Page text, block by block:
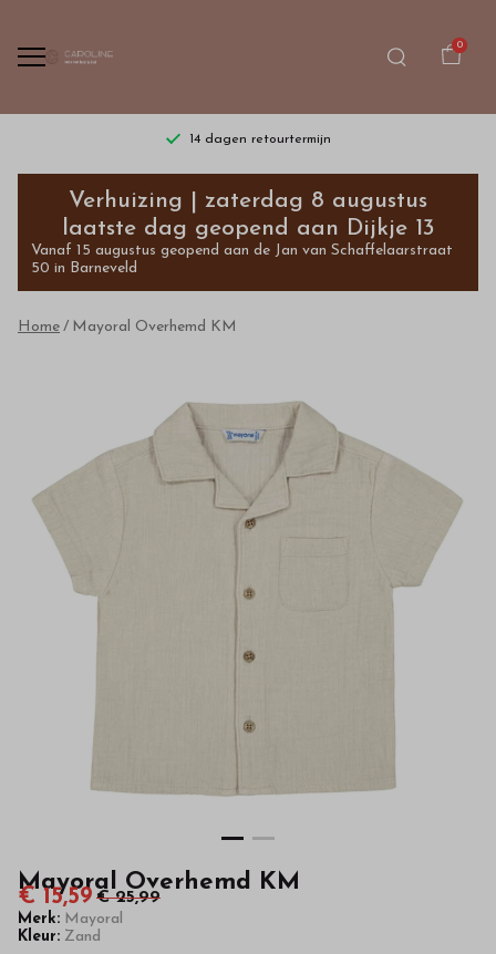
0
14 dagen retourtermijn
Mayoral
Overhemd
KM
kinderkleding
van
hoge
kwaliteit
onze
Verhuizing | zaterdag 8 augustus
laatste dag geopend aan Dijkje 13
Vanaf 15 augustus geopend aan de Jan van Schaffelaarstraat
50 in Barneveld
Home Mayoral Overhemd KM
Mayoral Overhemd KM
€ 15,59 € 25,99
Merk: Mayoral
Kleur: Zand